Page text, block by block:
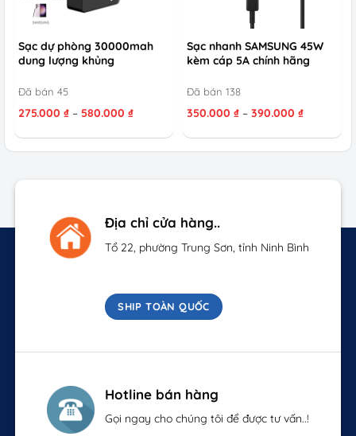
Sạc dự phòng 30000mah
dung lượng khủng
Đã bán 45
275.000 ₫ – 580.000 ₫Khoảng
từ
Sạc nhanh SAMSUNG 45W
kèm cáp 5A chính hãng
Đã bán 138
350.000 ₫ – 390.000 ₫Khoảng
từ
350.000 ₫
Địa chỉ cửa hàng..
Tổ 22, phường Trung Sơn, tỉnh Ninh Bình
SHIP TOÀN QUỐC
Hotline bán hàng
Gọi ngay cho chúng tôi để được tư vấn..!